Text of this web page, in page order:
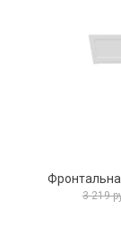
3 219